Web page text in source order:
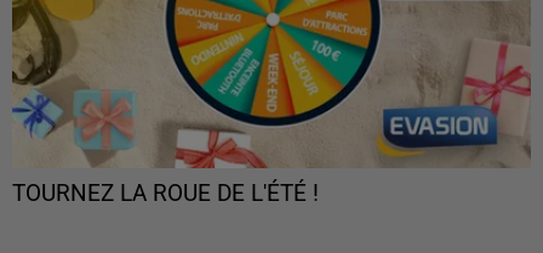
TOURNEZ LA ROUE DE L'ÉTÉ !